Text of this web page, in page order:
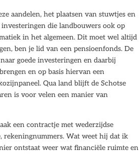
aandelen, het plaatsen van stuwtjes en
die landbouwers ook op
in het algemeen. Dit moet wel altijd
ben je lid van een pensioenfonds. De
goede investeringen en daarbij
en op basis hiervan een
Qua land blijft de Schotse
is voor velen een manier van
een contractje met wederzijdse
rekeningnummers. Wat weet hij dat ik
ontstaat weer wat financiële ruimte en